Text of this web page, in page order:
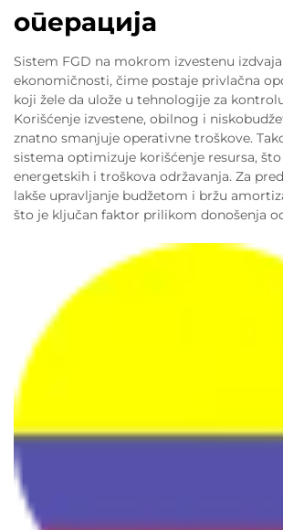
операција
Sistem FGD na mokrom izvestenu
ekonomičnosti, čime postaje privlačna
koji žele da ulože u tehnologije za
Korišćenje izvestene, obilnog i
znatno smanjuje operativne troškove.
sistema optimizuje korišćenje resursa,
energetskih i troškova održavanja. Za
lakše upravljanje budžetom i bržu
što je ključan faktor prilikom donošenja